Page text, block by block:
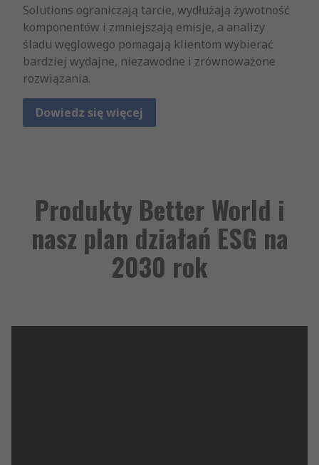
Solutions ograniczają tarcie, wydłużają żywotność
komponentów i zmniejszają emisje, a analizy
śladu węglowego pomagają klientom wybierać
bardziej wydajne, niezawodne i zrównoważone
rozwiązania.
Dowiedz się więcej
Produkty Better World i
nasz plan działań ESG na
2030 rok